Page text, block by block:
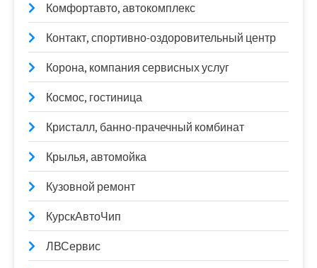
Комфортавто, автокомплекс
Контакт, спортивно-оздоровительный центр
Корона, компания сервисных услуг
Космос, гостиница
Кристалл, банно-прачечный комбинат
Крылья, автомойка
Кузовной ремонт
КурскАвтоЧип
ЛВСервис